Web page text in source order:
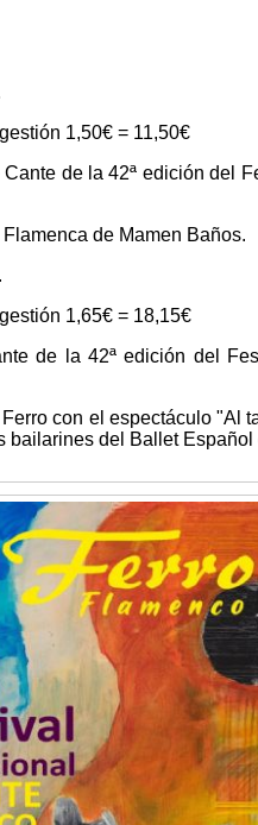
1,50€ = 11,50€
de la 42ª edición del
de Mamen Baños.
1,65€ = 18,15€
de la 42ª edición del
con el espectáculo "Al
bailarines del Ballet Español